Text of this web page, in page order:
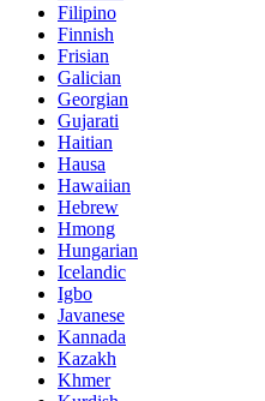
Filipino
Finnish
Frisian
Galician
Georgian
Gujarati
Haitian
Hausa
Hawaiian
Hebrew
Hmong
Hungarian
Icelandic
Igbo
Javanese
Kannada
Kazakh
Khmer